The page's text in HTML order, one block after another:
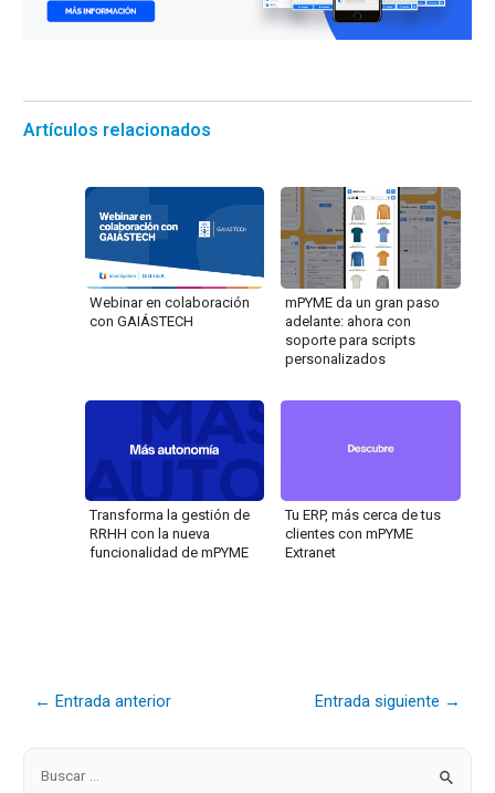
Artículos relacionados
Webinar en colaboración
con GAIÁSTECH
mPYME da un gran paso
adelante: ahora con
soporte para scripts
personalizados
Transforma la gestión de
RRHH con la nueva
funcionalidad de mPYME
Tu ERP, más cerca de tus
clientes con mPYME
Extranet
← Entrada anterior Entrada siguiente →